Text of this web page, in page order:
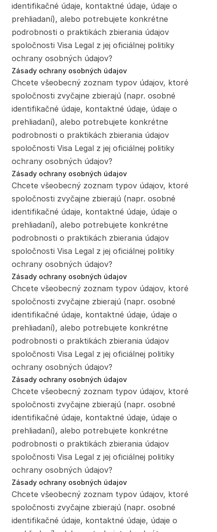
identifikačné údaje, kontaktné údaje, údaje o
prehliadaní), alebo potrebujete konkrétne
podrobnosti o praktikách zbierania údajov
spoločnosti Visa Legal z jej oficiálnej politiky
ochrany osobných údajov?
Zásady ochrany osobných údajov
Chcete všeobecný zoznam typov údajov, ktoré
spoločnosti zvyčajne zbierajú (napr. osobné
identifikačné údaje, kontaktné údaje, údaje o
prehliadaní), alebo potrebujete konkrétne
podrobnosti o praktikách zbierania údajov
spoločnosti Visa Legal z jej oficiálnej politiky
ochrany osobných údajov?
Zásady ochrany osobných údajov
Chcete všeobecný zoznam typov údajov, ktoré
spoločnosti zvyčajne zbierajú (napr. osobné
identifikačné údaje, kontaktné údaje, údaje o
prehliadaní), alebo potrebujete konkrétne
podrobnosti o praktikách zbierania údajov
spoločnosti Visa Legal z jej oficiálnej politiky
ochrany osobných údajov?
Zásady ochrany osobných údajov
Chcete všeobecný zoznam typov údajov, ktoré
spoločnosti zvyčajne zbierajú (napr. osobné
identifikačné údaje, kontaktné údaje, údaje o
prehliadaní), alebo potrebujete konkrétne
podrobnosti o praktikách zbierania údajov
spoločnosti Visa Legal z jej oficiálnej politiky
ochrany osobných údajov?
Zásady ochrany osobných údajov
Chcete všeobecný zoznam typov údajov, ktoré
spoločnosti zvyčajne zbierajú (napr. osobné
identifikačné údaje, kontaktné údaje, údaje o
prehliadaní), alebo potrebujete konkrétne
podrobnosti o praktikách zbierania údajov
spoločnosti Visa Legal z jej oficiálnej politiky
ochrany osobných údajov?
Zásady ochrany osobných údajov
Chcete všeobecný zoznam typov údajov, ktoré
spoločnosti zvyčajne zbierajú (napr. osobné
identifikačné údaje, kontaktné údaje, údaje o